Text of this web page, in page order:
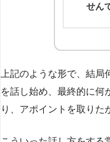
せん
上記のような形で、結
を話し始め、最終的に何
り、アポイントを取りた